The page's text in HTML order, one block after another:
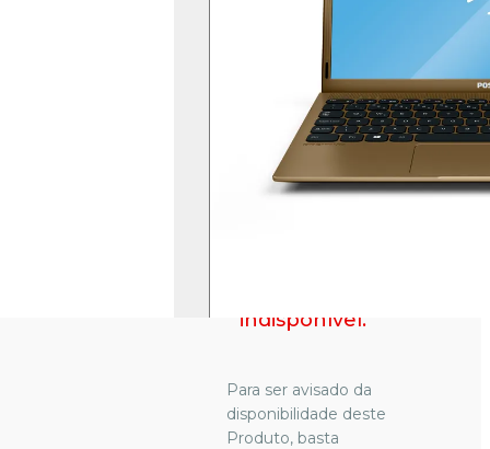
128GB eMMC
14,1'' LED HD
- Dourado
Intel® Atom® Quad
Core | Linux | 128GB
eMMC | 4GB RAM |
indisponível.
Para ser avisado da
disponibilidade deste
Produto, basta